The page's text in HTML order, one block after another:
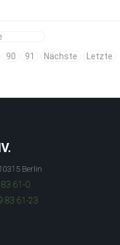
90 91 Nächste Letzte
Berlin
61-0
83 61-23